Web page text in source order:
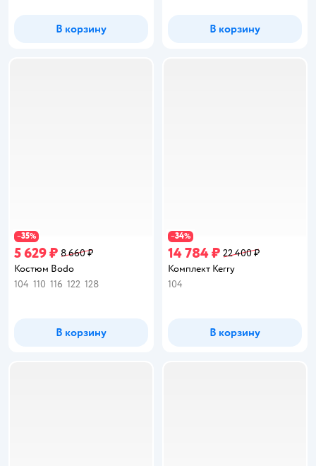
В корзину В корзину
−35%
5 629 ₽ 8 660 ₽
Костюм Bodo
104 110 116 122 128
В корзину
−34%
14 784 ₽ 22 400 ₽
Комплект Kerry
104
В корзину